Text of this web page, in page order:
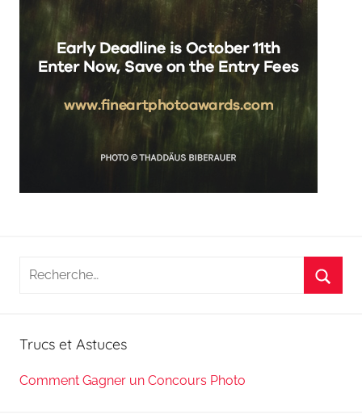
Recherche
Trucs et Astuces
Comment Gagner un Concours Photo